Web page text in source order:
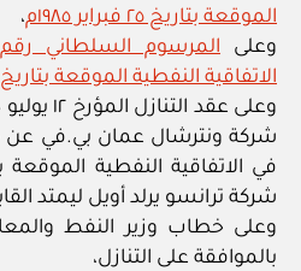
الموقعة بتاريخ ٢٥ فبراير ١٩٨٥م
،
وعلى
الاتفاقية النفطية الموقعة بتاريخ ٢٥ فبراير
شركة ونترشال عمان بي.في عن
شركة ترانسو يرلد أويل ليمتد
بالموافقة على التنازل،